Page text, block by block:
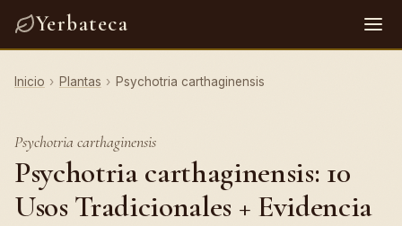
Yerbateca
Inicio › Plantas › Psychotria carthaginensis
Psychotria carthaginensis
Psychotria carthaginensis: 10
Usos Tradicionales + Evidencia